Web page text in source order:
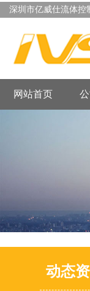
深圳市亿威仕流体控
网站首页
动态